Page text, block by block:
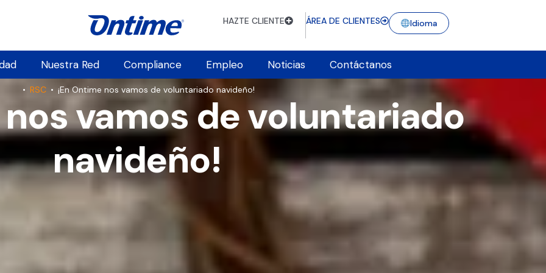
HAZTE CLIENTE ÁREA DE CLIENTES Idioma
Nuestra Red Compliance Empleo Noticias Contáctanos
• RSC • ¡En Ontime nos vamos de voluntariado navideño!
nos vamos de voluntariado
navideño!